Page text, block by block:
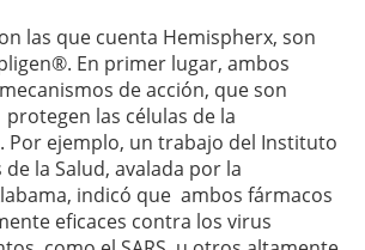
las que cuenta Hemispherx, son
En primer lugar, ambos
de acción, que son
las células de la
Por ejemplo, un trabajo del Instituto
de la Salud, avalada por la
indicó que ambos fármacos
eficaces contra los virus